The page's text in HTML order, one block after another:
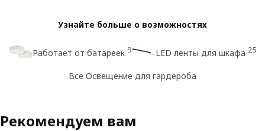
Узнайте больше о возможностях
Работает от батареек 9 LED ленты для шкафа 25
Все Освещение для гардероба
Рекомендуем вам